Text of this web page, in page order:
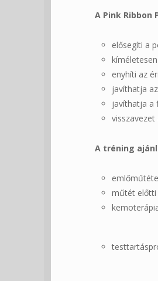
A Pink Ribbon
elősegíti a
enyhíti az
javíthatja
javíthatja a
A tréning
műtét előtti